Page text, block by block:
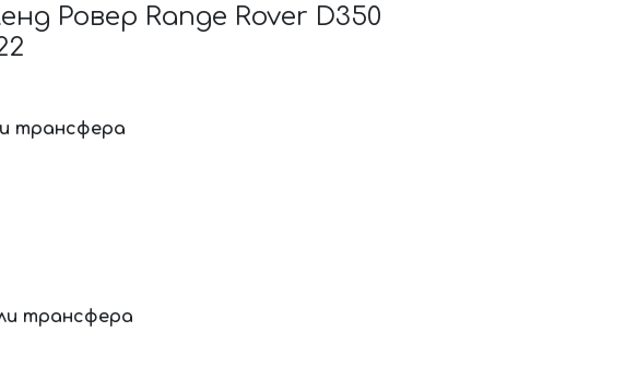
Ровер Range Rover D350
трансфера
трансфера